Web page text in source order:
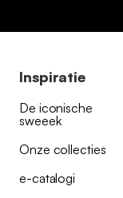
Inspiratie
De iconische
sweeek
Onze collecties
e-catalogi